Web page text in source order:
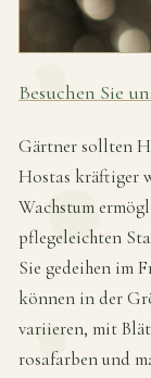
Besuchen Sie
Gärtner sollten
Hostas kräftiger
Wachstum
pflegeleichten
Sie gedeihen im
können in der
variieren, mit
rosafarben und